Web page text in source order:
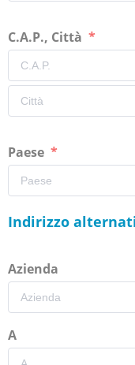
C.A.P., Città
Paese
Indirizzo
Azienda
A